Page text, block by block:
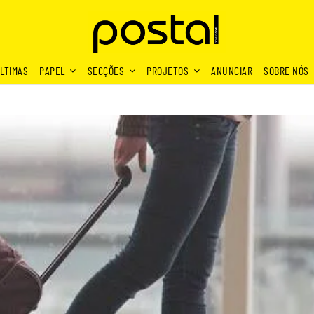
PAPEL SECÇÕES PROJETOS ANUNCIAR SOBRE NÓS